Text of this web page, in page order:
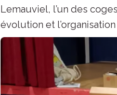
Lemauviel, l’un des
évolution et